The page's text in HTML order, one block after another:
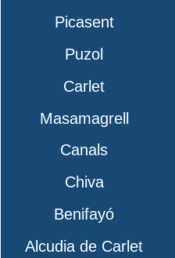
Picasent
Puzol
Carlet
Masamagrell
Canals
Chiva
Benifayó
Alcudia de Carlet